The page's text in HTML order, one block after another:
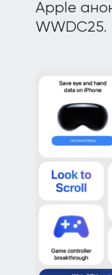
Apple
WWDC25.